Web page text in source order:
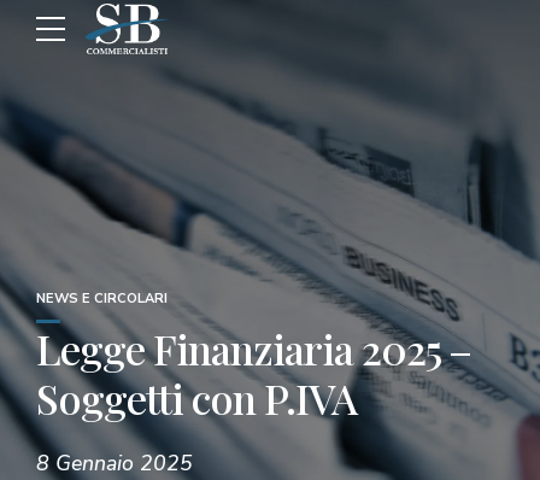
NEWS E CIRCOLARI
Legge Finanziaria 2025 –
Soggetti con P.IVA
8 Gennaio 2025